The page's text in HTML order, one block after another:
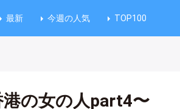
最新 今週の人気 TOP100
の女の人part4〜